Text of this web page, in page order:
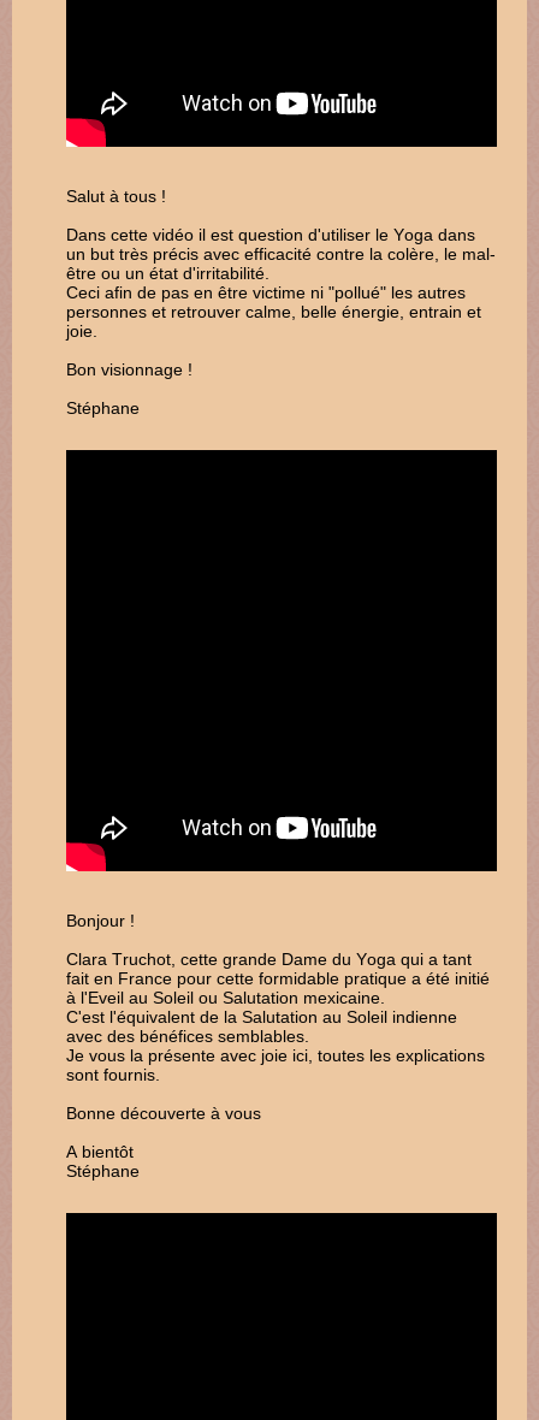
Salut à tous !
Dans cette vidéo il est question d'utiliser le Yoga dans
un but très précis avec efficacité contre la colère, le mal-
être ou un état d'irritabilité.
Ceci afin de pas en être victime ni "pollué" les autres
personnes et retrouver calme, belle énergie, entrain et
joie.
Bon visionnage !
Stéphane
Bonjour !
Clara Truchot, cette grande Dame du Yoga qui a tant
fait en France pour cette formidable pratique a été initié
à l'Eveil au Soleil ou Salutation mexicaine.
C'est l'équivalent de la Salutation au Soleil indienne
avec des bénéfices semblables.
Je vous la présente avec joie ici, toutes les explications
sont fournis.
Bonne découverte à vous
A bientôt
Stéphane